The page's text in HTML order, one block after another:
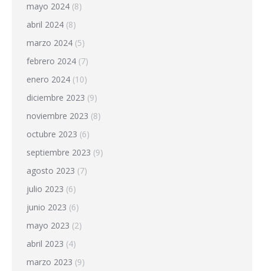
mayo 2024 (8)
abril 2024 (8)
marzo 2024 (5)
febrero 2024 (7)
enero 2024 (10)
diciembre 2023 (9)
noviembre 2023 (8)
octubre 2023 (6)
septiembre 2023 (9)
agosto 2023 (7)
julio 2023 (6)
junio 2023 (6)
mayo 2023 (2)
abril 2023 (4)
marzo 2023 (9)